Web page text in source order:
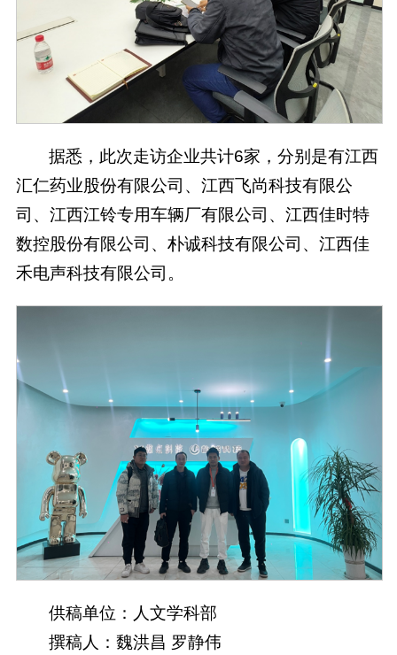
据悉，此次走访企业共计6家，分别是有江西
汇仁药业股份有限公司、江西飞尚科技有限公
司、江西江铃专用车辆厂有限公司、江西佳时特
数控股份有限公司、朴诚科技有限公司、江西佳
禾电声科技有限公司。
供稿单位：人文学科部
撰稿人：魏洪昌 罗静伟